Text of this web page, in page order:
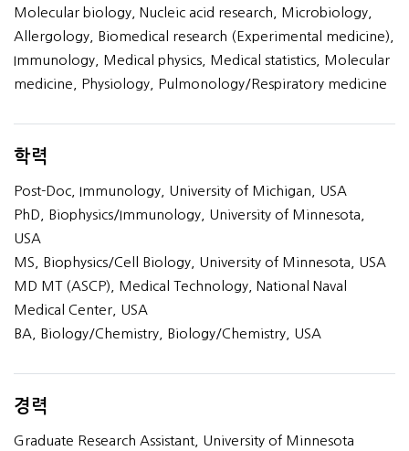
Molecular biology, Nucleic acid research, Microbiology,
Allergology, Biomedical research (Experimental medicine),
Immunology, Medical physics, Medical statistics, Molecular
medicine, Physiology, Pulmonology/Respiratory medicine
학력
Post-Doc, Immunology, University of Michigan, USA
PhD, Biophysics/Immunology, University of Minnesota,
USA
MS, Biophysics/Cell Biology, University of Minnesota, USA
MD MT (ASCP), Medical Technology, National Naval
Medical Center, USA
BA, Biology/Chemistry, Biology/Chemistry, USA
경력
Graduate Research Assistant, University of Minnesota